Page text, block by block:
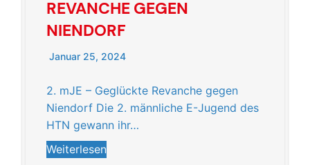
REVANCHE GEGEN
NIENDORF
Januar 25, 2024
2. mJE – Geglückte Revanche gegen
Niendorf Die 2. männliche E-Jugend des
HTN gewann ihr…
Weiterlesen